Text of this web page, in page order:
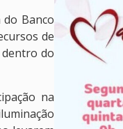
Banco
de
do
na